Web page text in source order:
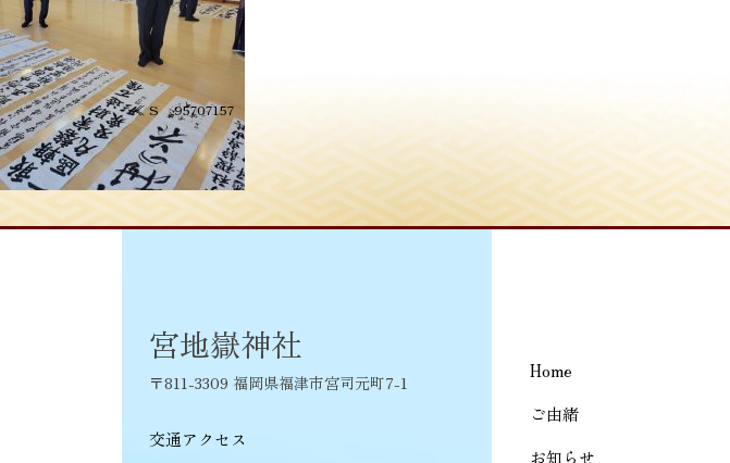
投
稿
ナ
ビ
シ
ョ
ン
≪S__95707157
Home
ご由緒
お知らせ
宮地嶽神社
〒811-3309 福岡県福津市宮司元町7-1
交通アクセス